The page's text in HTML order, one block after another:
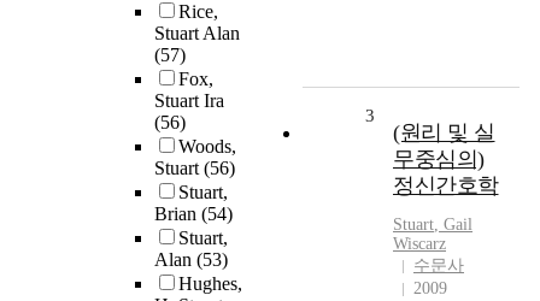
Rice,
Stuart Alan
(57)
Fox,
Stuart Ira
(56)
Woods,
Stuart(56)
Stuart,
Brian (54)
Stuart,
Alan (53)
Hughes,
3
(원리 및 실
무중심의)
정신간호학
Stuart, Gail
Wiscarz
수문사
2009